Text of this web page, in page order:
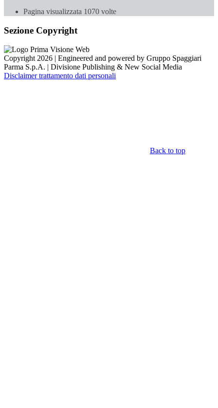
Pagina visualizzata 1070 volte
Sezione Copyright
Copyright 2026 | Engineered and powered by Gruppo Spaggiari
Parma S.p.A. | Divisione Publishing & New Social Media
Disclaimer trattamento dati personali
Back to top